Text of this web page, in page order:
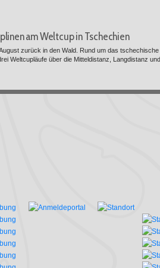
am Weltcup in Tschechien
zurück in den Wald. Rund um das
Weltcupläufe über die Mitteldistanz, Langdistanz
Pascal Schärer im Sprint als bester Schweizer
Team an der Studierenden-